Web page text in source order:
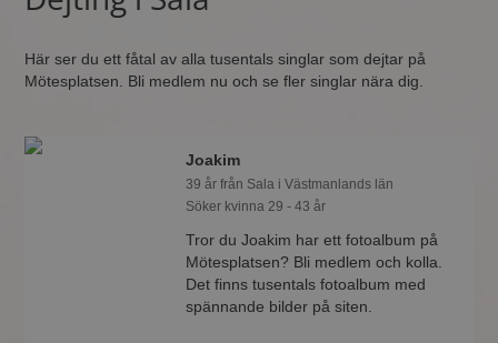
Här ser du ett fåtal av alla tusentals singlar som dejtar på
Mötesplatsen. Bli medlem nu och se fler singlar nära dig.
Joakim
39 år från Sala i Västmanlands län
Söker kvinna 29 - 43 år
Tror du Joakim har ett fotoalbum på
Mötesplatsen? Bli medlem och kolla.
Det finns tusentals fotoalbum med
spännande bilder på siten.